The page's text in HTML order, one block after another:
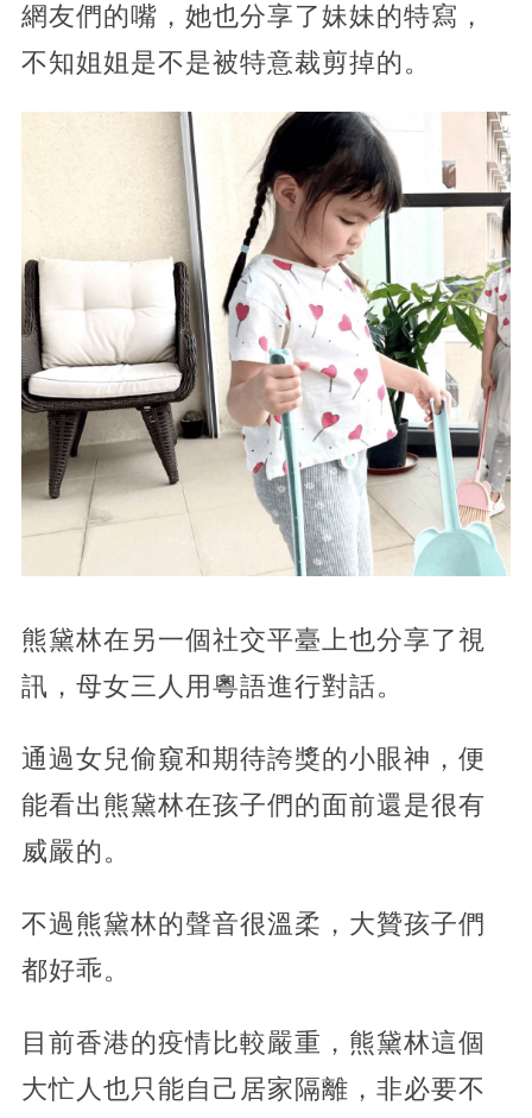
網友們的嘴，她也分享了妹妹的特寫，
不知姐姐是不是被特意裁剪掉的。
熊黛林在另一個社交平臺上也分享了視
訊，母女三人用粵語進行對話。
通過女兒偷窺和期待誇獎的小眼神，便
能看出熊黛林在孩子們的面前還是很有
威嚴的。
不過熊黛林的聲音很溫柔，大贊孩子們
都好乖。
目前香港的疫情比較嚴重，熊黛林這個
大忙人也只能自己居家隔離，非必要不